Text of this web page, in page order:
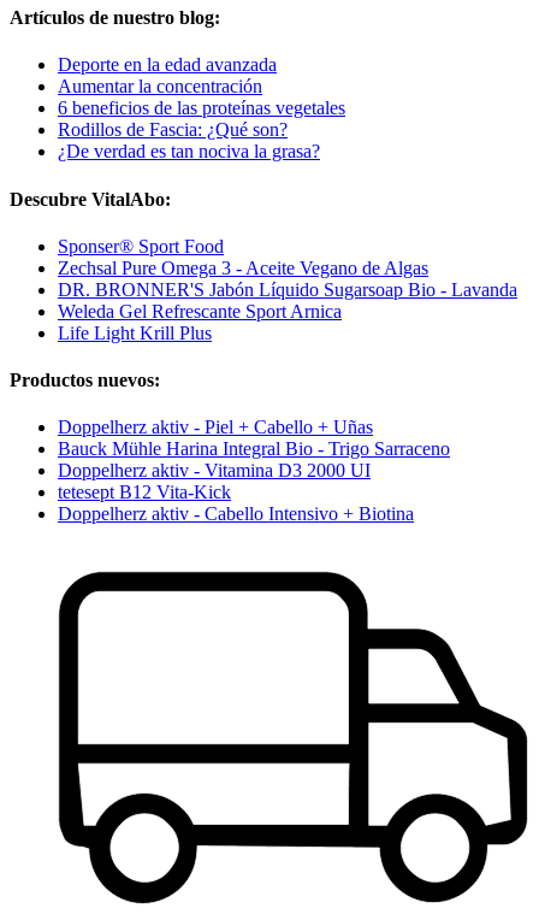
Artículos de nuestro blog:
Deporte en la edad avanzada
Aumentar la concentración
6 beneficios de las proteínas vegetales
Rodillos de Fascia: ¿Qué son?
¿De verdad es tan nociva la grasa?
Descubre VitalAbo:
Sponser® Sport Food
Zechsal Pure Omega 3 - Aceite Vegano de Algas
DR. BRONNER'S Jabón Líquido Sugarsoap Bio - Lavanda
Weleda Gel Refrescante Sport Arnica
Life Light Krill Plus
Productos nuevos:
Doppelherz aktiv - Piel + Cabello + Uñas
Bauck Mühle Harina Integral Bio - Trigo Sarraceno
Doppelherz aktiv - Vitamina D3 2000 UI
tetesept B12 Vita-Kick
Doppelherz aktiv - Cabello Intensivo + Biotina